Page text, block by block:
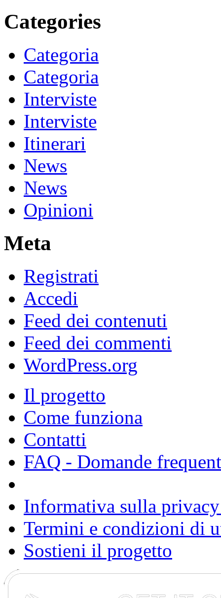
Categories
Categoria
Categoria
Interviste
Interviste
Itinerari
News
News
Opinioni
Meta
Registrati
Accedi
Feed dei contenuti
Feed dei commenti
WordPress.org
Il progetto
Come funziona
Contatti
FAQ - Domande
Informativa sulla
Termini e condizioni di
Sostieni il progetto